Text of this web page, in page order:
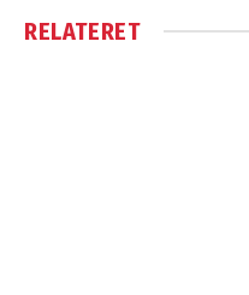
RELATERET